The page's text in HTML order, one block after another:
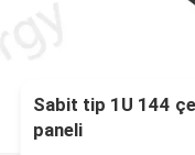
Sabit tip 1U 144
paneli